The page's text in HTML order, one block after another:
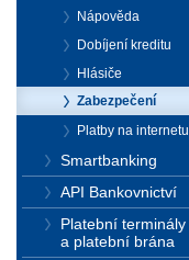
Nápověda
Dobíjení kreditu
Hlásiče
Zabezpečení
Platby na internetu
Smartbanking
API Bankovnictví
Platební terminály
a platební brána